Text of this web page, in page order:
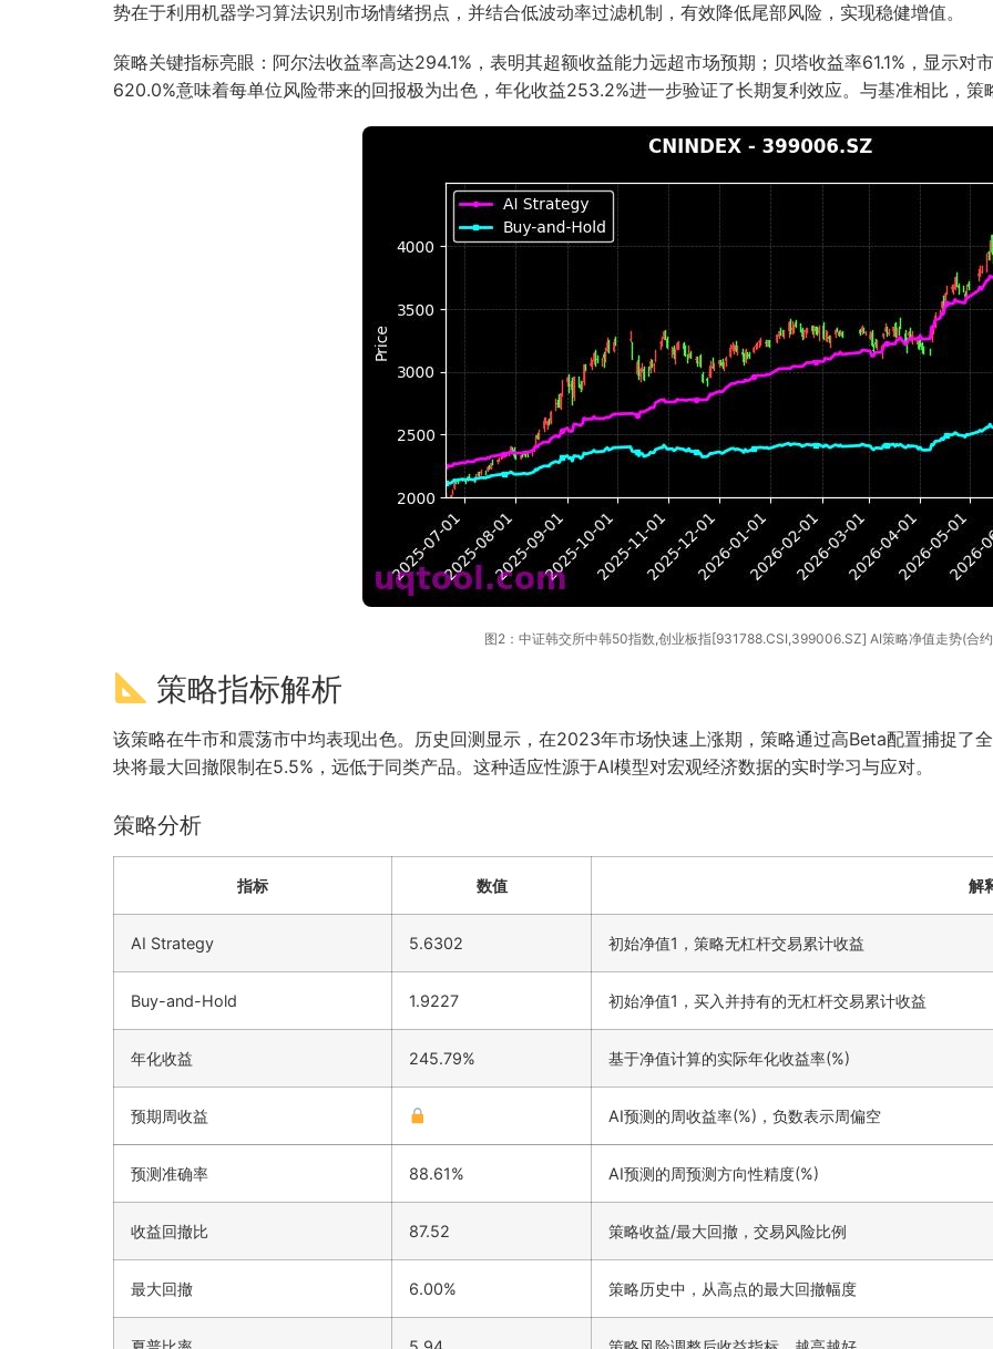
势在于利用机器学习算法识别市场情绪拐点，并结合低波动率过滤机制，有效降低尾部风险，实现稳健增值。
策略关键指标亮眼：阿尔法收益率高达294.1%，表明其超额收益能力远超市场预期；贝塔收益率61.1%，显示对
620.0%意味着每单位风险带来的回报极为出色，年化收益253.2%进一步验证了长期复利效应。与基准相比，
图2：中证韩交所中韩50指数,创业板指[931788.CSI,399006.SZ] AI策略净值走势(合
策略指标解析
该策略在牛市和震荡市中均表现出色。历史回测显示，在2023年市场快速上涨期，策略通过高Beta配置捕捉了
块将最大回撤限制在5.5%，远低于同类产品。这种适应性源于AI模型对宏观经济数据的实时学习与应对。
策略分析
指标 数值 解
AI Strategy 5.6302 初始净值1，策略无杠杆交易累计收益
Buy-and-Hold 1.9227 初始净值1，买入并持有的无杠杆交易累计收益
年化收益 245.79% 基于净值计算的实际年化收益率(%)
预期周收益 AI预测的周收益率(%)，负数表示周偏空
预测准确率 88.61% AI预测的周预测方向性精度(%)
收益回撤比 87.52 策略收益/最大回撤，交易风险比例
最大回撤 6.00% 策略历史中，从高点的最大回撤幅度